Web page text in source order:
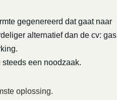
gegenereerd dat gaat naar
alternatief dan de cv: gas
een noodzaak.
oplossing.